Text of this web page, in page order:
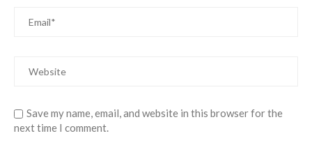
Save my name, email, and website in this browser for the
next time I comment.